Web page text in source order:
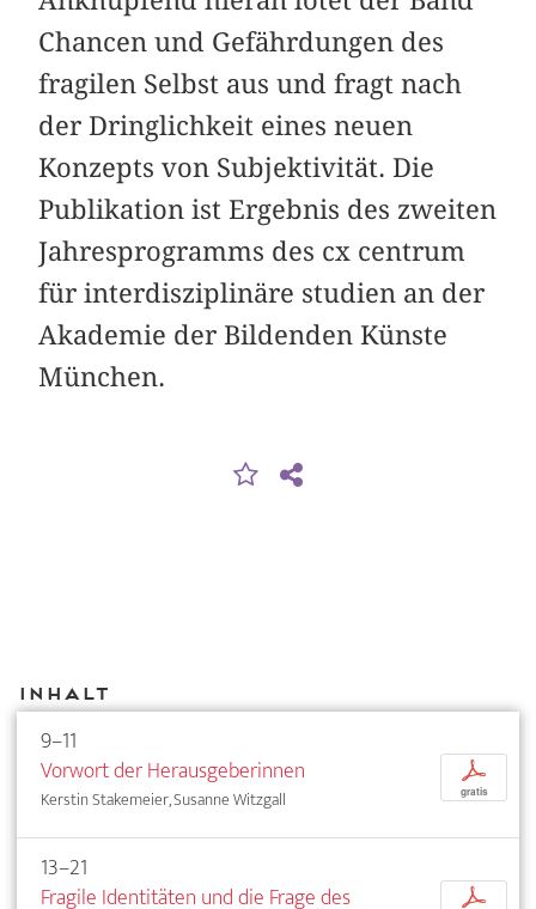
Chancen und Gefährdungen des
fragilen Selbst aus und fragt nach
der Dringlichkeit eines neuen
Konzepts von Subjektivität. Die
Publikation ist Ergebnis des zweiten
Jahresprogramms des cx centrum
für interdisziplinäre studien an der
Akademie der Bildenden Künste
München.
Inhalt
9–11
Vorwort der Herausgeberinnen
Kerstin Stakemeier, Susanne Witzgall
p
gratis
13–21
Fragile Identitäten und die Frage des
p